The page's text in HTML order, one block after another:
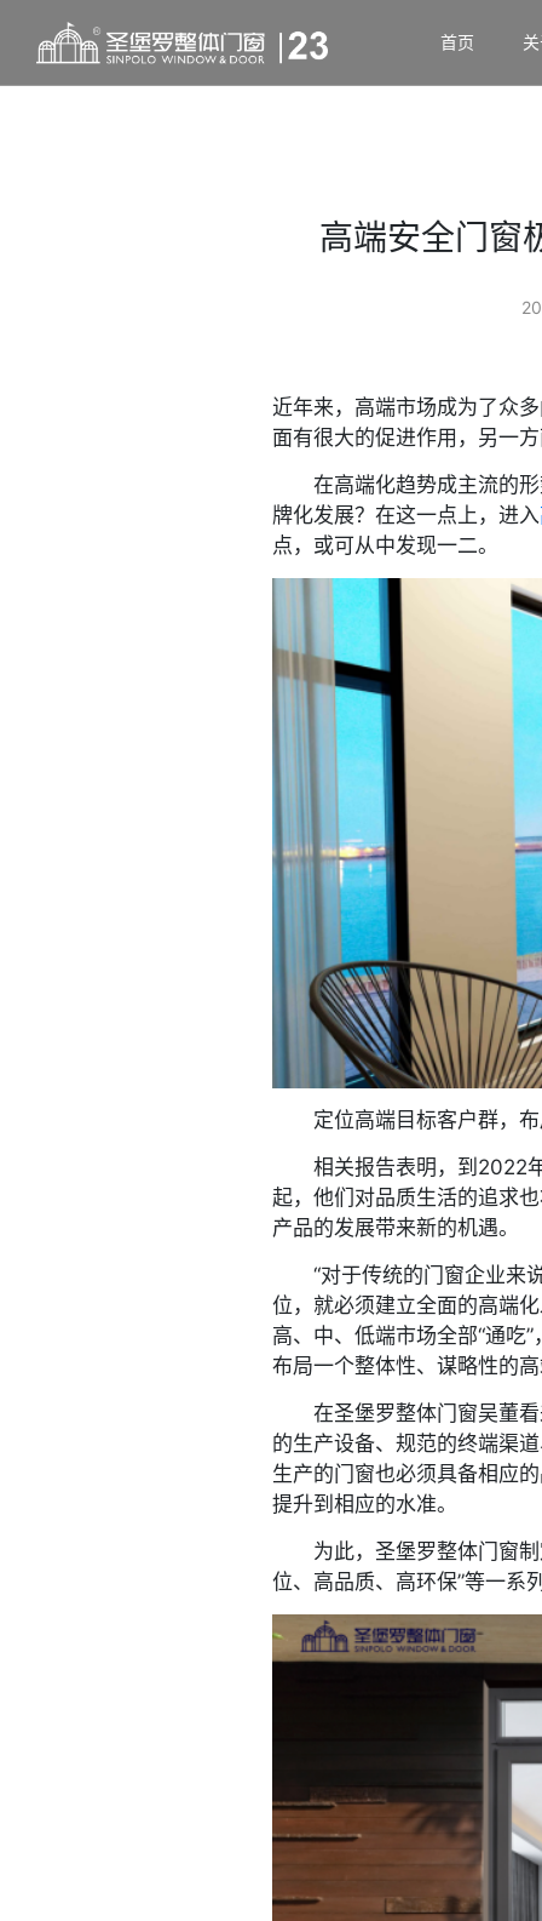
首页
高端安全门窗
近年来，高端市场成为了众
面有很大的促进作用，另一
在高端化趋势成主流的形
牌化发展？在这一点上，进入
点，或可从中发现一二。
定位高端目标客户群，布
相关报告表明，到2022年
起，他们对品质生活的追求
产品的发展带来新的机遇。
“对于传统的门窗企业来说
位，就必须建立全面的高端
高、中、低端市场全部“通吃
布局一个整体性、谋略性的
在圣堡罗整体门窗吴董看
的生产设备、规范的终端渠
生产的门窗也必须具备相应
提升到相应的水准。
为此，圣堡罗整体门窗制
位、高品质、高环保”等一系